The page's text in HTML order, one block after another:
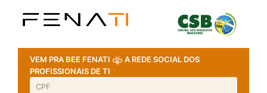
VEM PRA BEE FENATI
A REDE SOCIAL DOS
PROFISSIONAIS DE TI